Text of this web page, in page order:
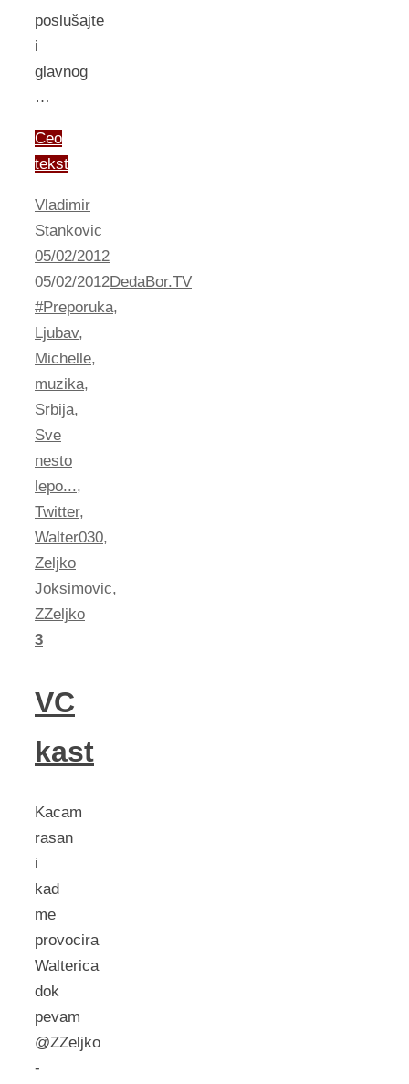
poslušajte
i
glavnog
…
Ceo
tekst
Vladimir
Stankovic
05/02/2012
05/02/2012DedaBor.TV
#Preporuka,
Ljubav,
Michelle,
muzika,
Srbija,
Sve
nesto
lepo...,
Twitter,
Walter030,
Zeljko
Joksimovic,
ZZeljko
3
VC
kast
Kacam
rasan
i
kad
me
provocira
Walterica
dok
pevam
@ZZeljko
-